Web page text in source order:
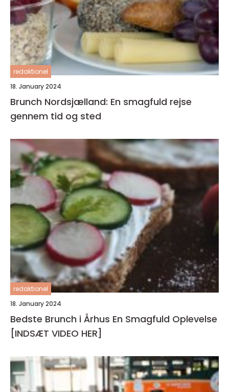
redaktionel
18. January 2024
Brunch Nordsjælland: En smagfuld rejse
gennem tid og sted
redaktionel
18. January 2024
Bedste Brunch i Århus En Smagfuld Oplevelse
[INDSÆT VIDEO HER]